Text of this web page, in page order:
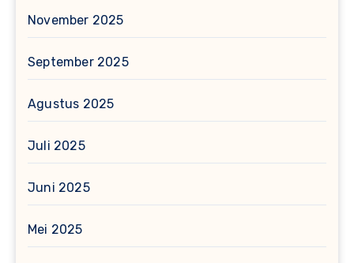
November 2025
September 2025
Agustus 2025
Juli 2025
Juni 2025
Mei 2025